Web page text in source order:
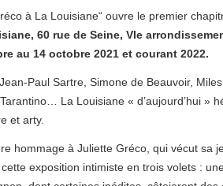
à La Louisiane“ ouvre le premier
60 rue de Seine, VIe
au 14 octobre 2021 et courant 2022.
Paul Sartre, Simone de Beauvoir,
La Louisiane « d’aujourd’hui »
et arty.
hommage à Juliette Gréco, qui vécut sa
exposition intimiste en trois volets :